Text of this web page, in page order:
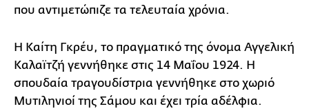
που αντιμετώπιζε τα τελευταία χρόνια.
Η Καίτη Γκρέυ, το πραγματικό της όνομα Αγγελική
Καλαϊτζή γεννήθηκε στις 14 Μαΐου 1924. Η
σπουδαία τραγουδίστρια γεννήθηκε στο χωριό
Μυτιληνιοί της Σάμου και έχει τρία αδέλφια.